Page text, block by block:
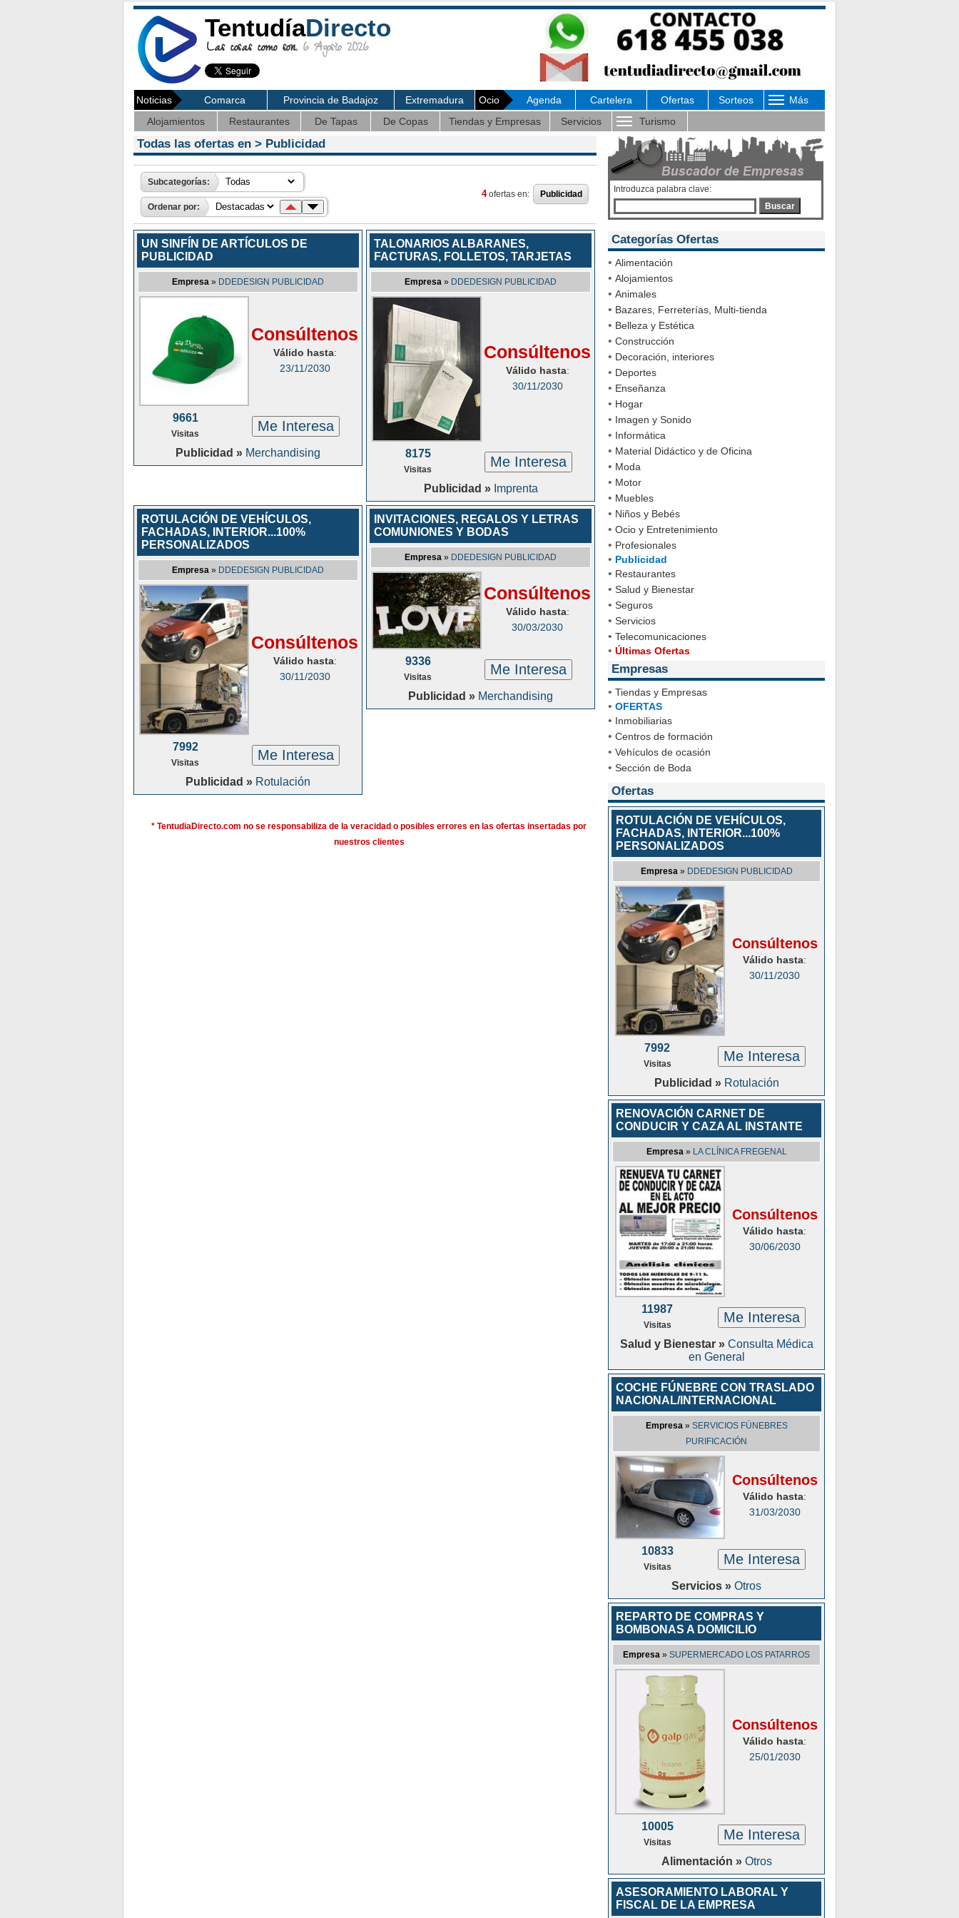
TentudíaDirecto
Las cosas como son. 6 Agosto 2026
Noticias Comarca Provincia de Badajoz Extremadura Ocio Agenda Cartelera Ofertas Sorteos
Más
Alojamientos
Restaurantes De Tapas De Copas Tiendas y Empresas Servicios Turismo
Todas las ofertas en > Publicidad
Subcategorías:
Ordenar por:
4ofertas en: Publicidad
UN SINFÍN DE ARTÍCULOS DE
PUBLICIDAD
Empresa » DDEDESIGN PUBLICIDAD
Consúltenos
Válido hasta:
23/11/2030
9661
Visitas Me Interesa
Publicidad » Merchandising
TALONARIOS ALBARANES,
FACTURAS, FOLLETOS, TARJETAS
Empresa » DDEDESIGN PUBLICIDAD
Consúltenos
Válido hasta:
30/11/2030
8175
Visitas Me Interesa
Publicidad » Imprenta
ROTULACIÓN DE VEHÍCULOS,
FACHADAS, INTERIOR...100%
PERSONALIZADOS
Empresa » DDEDESIGN PUBLICIDAD
Consúltenos
Válido hasta:
30/11/2030
7992
Visitas Me Interesa
Publicidad » Rotulación
INVITACIONES, REGALOS Y LETRAS
COMUNIONES Y BODAS
Empresa » DDEDESIGN PUBLICIDAD
Consúltenos
Válido hasta:
30/03/2030
9336
Visitas Me Interesa
Publicidad » Merchandising
* TentudiaDirecto.com no se responsabiliza de la veracidad o posibles errores en las ofertas insertadas por
nuestros clientes
Introduzca palabra clave:
Buscar
Categorías Ofertas
• Alimentación
• Alojamientos
• Animales
• Bazares, Ferreterías, Multi-tienda
• Belleza y Estética
• Construcción
• Decoración, interiores
• Deportes
• Enseñanza
• Hogar
• Imagen y Sonido
• Informática
• Material Didáctico y de Oficina
• Moda
• Motor
• Muebles
• Niños y Bebés
• Ocio y Entretenimiento
• Profesionales
• Publicidad
• Restaurantes
• Salud y Bienestar
• Seguros
• Servicios
• Telecomunicaciones
• Últimas Ofertas
Empresas
• Tiendas y Empresas
• OFERTAS
• Inmobiliarias
• Centros de formación
• Vehículos de ocasión
• Sección de Boda
Ofertas
ROTULACIÓN DE VEHÍCULOS,
FACHADAS, INTERIOR...100%
PERSONALIZADOS
Empresa» DDEDESIGN PUBLICIDAD
Consúltenos
Válido hasta:
30/11/2030
7992
Visitas Me Interesa
Publicidad » Rotulación
RENOVACIÓN CARNET DE
CONDUCIR Y CAZA AL INSTANTE
Empresa» LA CLÍNICA FREGENAL
Consúltenos
Válido hasta:
30/06/2030
11987
Visitas Me Interesa
Salud y Bienestar » Consulta Médica
en General
COCHE FÚNEBRE CON TRASLADO
NACIONAL/INTERNACIONAL
Empresa» SERVICIOS FÚNEBRES
PURIFICACIÓN
Consúltenos
Válido hasta:
31/03/2030
10833
Visitas Me Interesa
Servicios » Otros
REPARTO DE COMPRAS Y
BOMBONAS A DOMICILIO
Empresa » SUPERMERCADO LOS PATARROS
Consúltenos
Válido hasta:
25/01/2030
10005
Visitas Me Interesa
Alimentación » Otros
ASESORAMIENTO LABORAL Y
FISCAL DE LA EMPRESA